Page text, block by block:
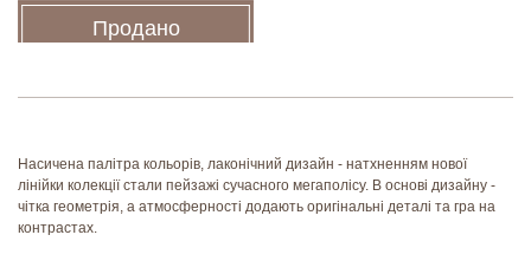
Продано
Насичена палітра кольорів, лаконічний дизайн - натхненням нової
лінійки колекції стали пейзажі сучасного мегаполісу. В основі дизайну -
чітка геометрія, а атмосферності додають оригінальні деталі та гра на
контрастах.